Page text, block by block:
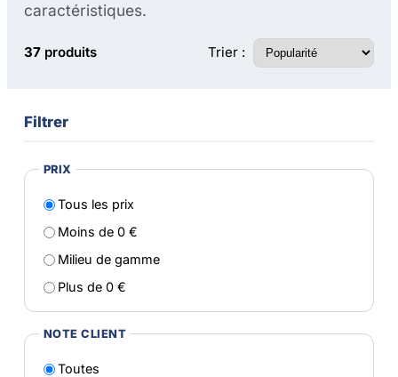
caractéristiques.
37 produits Trier :
Filtrer
PRIX
Tous les prix
Moins de 0 €
Milieu de gamme
Plus de 0 €
NOTE CLIENT
Toutes